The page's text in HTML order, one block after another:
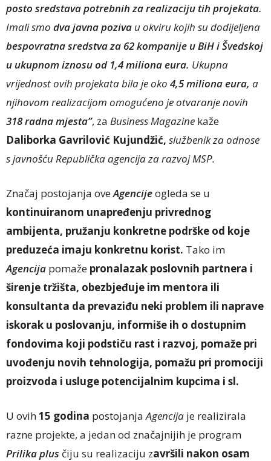
posto sredstava potrebnih za realizaciju tih projekata.
Imali smo dva javna poziva u okviru kojih su dodijeljena
bespovratna sredstva za 62 kompanije u BiH i Švedskoj
u ukupnom iznosu od 1,4 miliona eura. Ukupna
vrijednost ovih projekata bila je oko 4,5 miliona eura, a
njihovom realizacijom omogućeno je otvaranje novih
318 radna mjesta”, za Business Magazine kaže
Daliborka Gavrilović Kujundžić, službenik za odnose
s javnošću Republička agencija za razvoj MSP.
Značaj postojanja oveAgencijeogleda se u
kontinuiranom unapređenju privrednog
ambijenta, pružanju konkretne podrške od koje
preduzeća imaju konkretnu korist. Tako im
Agencija pomaže pronalazak poslovnih partnera i
širenje tržišta, obezbjeđuje im mentora ili
konsultanta da prevaziđu neki problem ili naprave
iskorak u poslovanju, informiše ih o dostupnim
fondovima koji podstiču rast i razvoj, pomaže pri
uvođenju novih tehnologija, pomažu pri promociji
proizvoda i usluge potencijalnim kupcima i sl.
U ovih15 godina postojanjaAgencija je realizirala
razne projekte, a jedan od značajnijih je program
Prilika plus čiju su realizaciju završili nakon osam